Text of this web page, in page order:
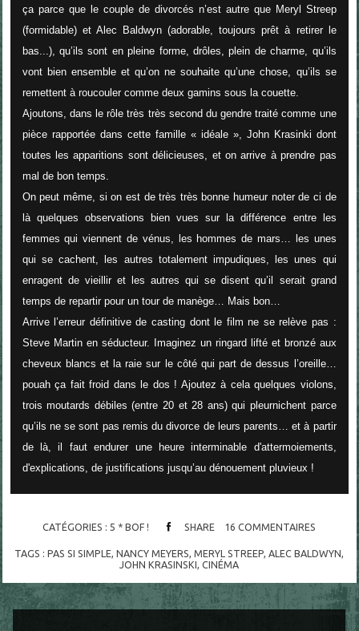
ça parce que le couple de divorcés n’est autre que Meryl Streep
(formidable) et Alec Baldwyn (adorable, toujours prêt à retirer le
bas...), qu’ils sont en pleine forme, drôles, plein de charme, qu’ils
vont bien ensemble et qu’on ne souhaite qu’une chose, qu’ils se
remettent à roucouler comme deux gamins sous la couette.
Ajoutons, dans le rôle très très second du gendre traité comme une
pièce rapportée dans cette famille « idéale », John Krasinki dont
toutes les apparitions sont délicieuses, et on arrive à prendre pas
mal de bon temps.
On peut même, si on est de très très bonne humeur noter de ci de
là quelques observations bien vues sur la différence entre les
femmes qui viennent de vénus, les hommes de mars… les unes
qui se cachent, les autres totalement impudiques, les unes qui
enragent de vieillir et les autres qui se disent qu’il serait grand
temps de repartir pour un tour de manège… Mais bon…
Arrive l’erreur définitive de casting dont le film ne se relève pas :
Steve Martin en séducteur. Imaginez un ringard lifté et bronzé aux
cheveux blancs et la raie sur le côté qui part de dessus l’oreille…
pouah ça fait froid dans le dos ! Ajoutez à cela quelques violons,
trois moutards débiles (entre 20 et 28 ans) qui pleurnichent parce
qu’ils ne se sont pas remis du divorce de leurs parents… et à partir
de là, il faut endurer une heure interminable d'attermoiements,
d'explications, de justifications jusqu’au dénouement pluvieux !
CATÉGORIES : 5 * BOF ! SHARE 16 COMMENTAIRES
TAGS :PAS SI SIMPLE ,NANCY MEYERS ,MERYL STREEP ALEC BALDWYN
JOHN KRASINSKI ,CINÉMA